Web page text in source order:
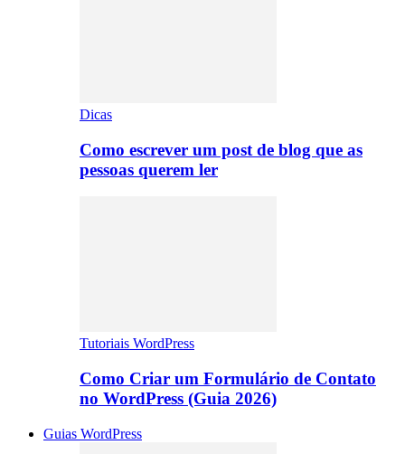
Dicas
Como escrever um post de blog que as
pessoas querem ler
Tutoriais WordPress
Como Criar um Formulário de Contato
no WordPress (Guia 2026)
Guias WordPress